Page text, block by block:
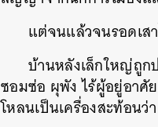
แต่จนแล้วจนรอดเส
บ้านหลังเล็กใหญ่ถูก
ซอมซ่อ ผุพัง ไร้ผู้อยู่อาศั
โหลนเป็นเครื่องสะท้อน